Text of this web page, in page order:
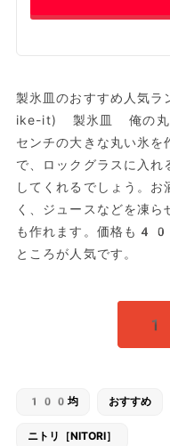
製氷皿のおすすめ人気
ike-it) 製氷皿 俺の
センチの大きな丸い氷を
で、ロックグラスに入れ
してくれるでしょう。
く、ジュースなどを凍ら
も作れます。価格も
ところが人気です。
1
100均 おすすめ
ニトリ［NITORI］